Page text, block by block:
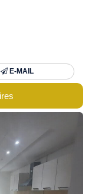
E-MAIL